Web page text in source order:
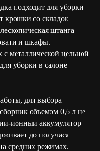
подходит для уборки
крошки со складок
штанга
и шкафы.
металлической цельной
уборки в салоне
для выбора
объемом 0,6 л не
ионный аккумулятор
до получаса
средних режимах.